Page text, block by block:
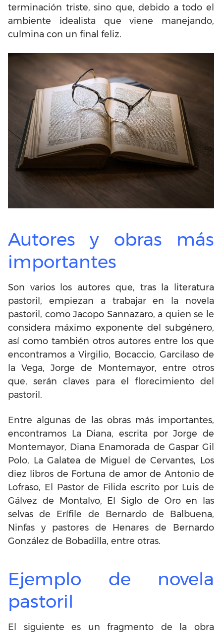
terminación triste, sino que, debido a todo el
ambiente idealista que viene manejando,
culmina con un final feliz.
Autores y obras más
importantes
Son varios los autores que, tras la literatura
pastoril, empiezan a trabajar en la novela
pastoril, como Jacopo Sannazaro, a quien se le
considera máximo exponente del subgénero,
así como también otros autores entre los que
encontramos a Virgilio, Bocaccio, Garcilaso de
la Vega, Jorge de Montemayor, entre otros
que, serán claves para el florecimiento del
pastoril.
Entre algunas de las obras más importantes,
encontramos La Diana, escrita por Jorge de
Montemayor, Diana Enamorada de Gaspar Gil
Polo, La Galatea de Miguel de Cervantes, Los
diez libros de Fortuna de amor de Antonio de
Lofraso, El Pastor de Filida escrito por Luis de
Gálvez de Montalvo, El Siglo de Oro en las
selvas de Erífile de Bernardo de Balbuena,
Ninfas y pastores de Henares de Bernardo
González de Bobadilla, entre otras.
Ejemplo de novela
pastoril
El siguiente es un fragmento de la obra